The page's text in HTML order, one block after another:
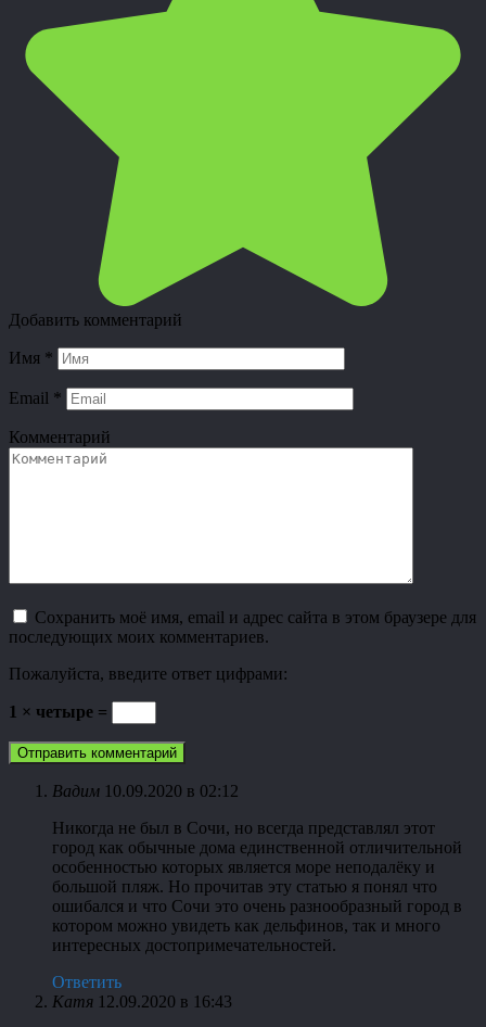
Добавить комментарий
Имя *
Email *
Комментарий
Сохранить моё имя, email и адрес сайта в этом браузере для
последующих моих комментариев.
Пожалуйста, введите ответ цифрами:
1 × четыре =
Вадим 10.09.2020 в 02:12
Никогда не был в Сочи, но всегда представлял этот
город как обычные дома единственной отличительной
особенностью которых является море неподалёку и
большой пляж. Но прочитав эту статью я понял что
ошибался и что Сочи это очень разнообразный город в
котором можно увидеть как дельфинов, так и много
интересных достопримечательностей.
Ответить
Катя 12.09.2020 в 16:43